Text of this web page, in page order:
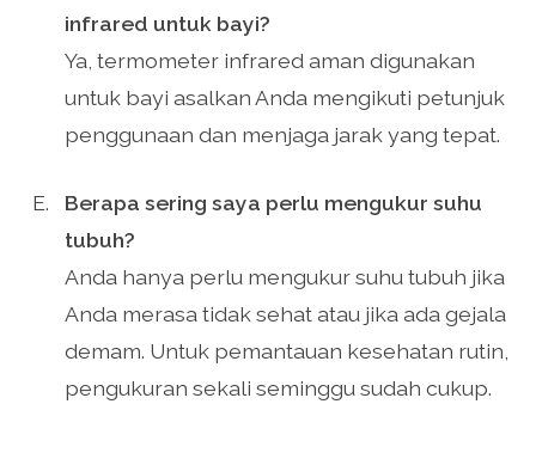
infrared untuk bayi?
Ya, termometer infrared aman digunakan
untuk bayi asalkan Anda mengikuti petunjuk
penggunaan dan menjaga jarak yang tepat.
Berapa sering saya perlu mengukur suhu
tubuh?
Anda hanya perlu mengukur suhu tubuh jika
Anda merasa tidak sehat atau jika ada gejala
demam. Untuk pemantauan kesehatan rutin,
pengukuran sekali seminggu sudah cukup.